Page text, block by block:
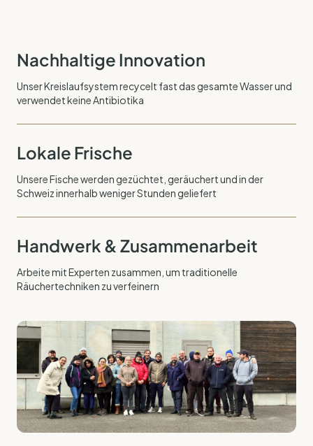
Nachhaltige Innovation
Unser Kreislaufsystem recycelt fast das gesamte Wasser und
verwendet keine Antibiotika
Lokale Frische
Unsere Fische werden gezüchtet, geräuchert und in der
Schweiz innerhalb weniger Stunden geliefert
Handwerk & Zusammenarbeit
Arbeite mit Experten zusammen, um traditionelle
Räuchertechniken zu verfeinern